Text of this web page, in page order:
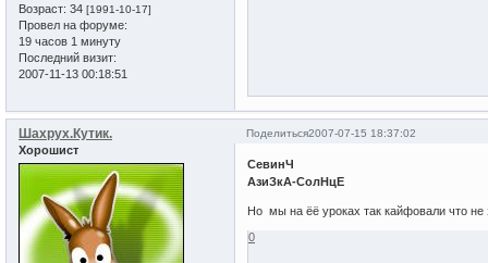
Возраст: 34 [1991-10-17]
Провел на форуме:
19 часов 1 минуту
Последний визит:
2007-11-13 00:18:51
Поделиться2007-07-15 18:37:02
Шахрух.Кутик.
Хорошист
СевинЧ
АзиЗкА-СолНцЕ
Но мы на ёё уроках так кайфовали что не
0